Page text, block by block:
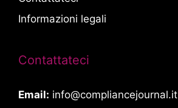
Informazioni legali
Contattateci
Email: info@compliancejournal.it